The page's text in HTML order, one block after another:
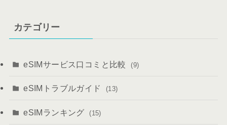
カテゴリー
eSIMサービス口コミと比較 (9)
eSIMトラブルガイド (13)
eSIMランキング (15)